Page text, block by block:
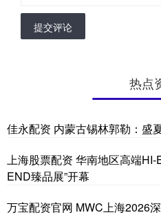
提交评论
热点
佳永配资 内蒙古锡林郭勒：盛
上海股票配资 华南地区高端
END臻品展”开幕
万宝配资官网 MWC上海2026